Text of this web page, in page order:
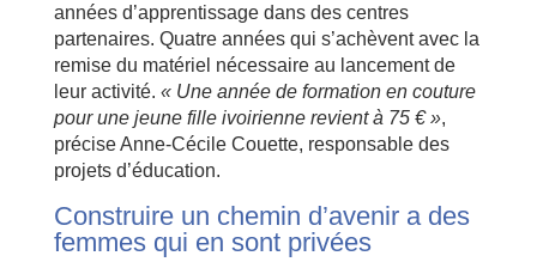
années d’apprentissage dans des centres
partenaires. Quatre années qui s’achèvent avec la
remise du matériel nécessaire au lancement de
leur activité. « Une année de formation en couture
pour une jeune fille ivoirienne revient à 75 € »,
précise Anne-Cécile Couette, responsable des
projets d’éducation.
Construire un chemin d’avenir a des
femmes qui en sont privées